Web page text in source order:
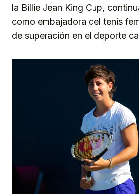
la Billie Jean King Cup,
como embajadora del tenis
de superación en el deporte